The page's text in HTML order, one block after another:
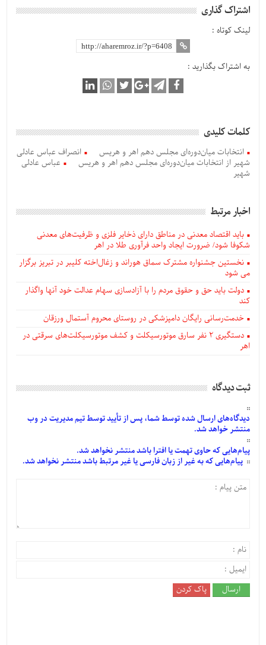
اشتراک گذاری
لینک کوتاه :
به اشتراک بگذارید :
کلمات کلیدی
انتخابات میان‌دوره‌ای مجلس دهم اهر و هریس
انصراف عباس عادلی
شهیر از انتخابات میان‌دوره‌ای مجلس دهم اهر و هریس
عباس عادلی
شهیر
اخبار مرتبط
باید اقتصاد معدنی در مناطق دارای ذخایر فلزی و ظرفیت‌های معدنی
شکوفا شود/ ضرورت ایجاد واحد فرآوری طلا در اهر
نخستین جشنواره مشترک سماق هوراند و زغال‌اخته کلیبر در تبریز برگزار
می شود
دولت باید حق و حقوق مردم را با آزادسازی سهام عدالت خود آنها واگذار
کند
خدمت‌رسانی رایگان دامپزشکی در روستای محروم آستمال ورزقان
دستگيری ۲ نفر سارق موتورسیکلت و کشف موتورسیکلت‌های سرقتی در
اهر
ثبت دیدگاه
دیدگاه‌هایارسالشدهتوسط شما، پس ازتأییدتوسط تیم مدیریت در وب
منتشر خواهد شد.
پیام‌هاییکه حاوی تهمت یا افترا باشد منتشر نخواهد شد.
پیام‌هاییکه به غیر از زبان فارسی یا غیر مرتبط باشد منتشر نخواهد شد.